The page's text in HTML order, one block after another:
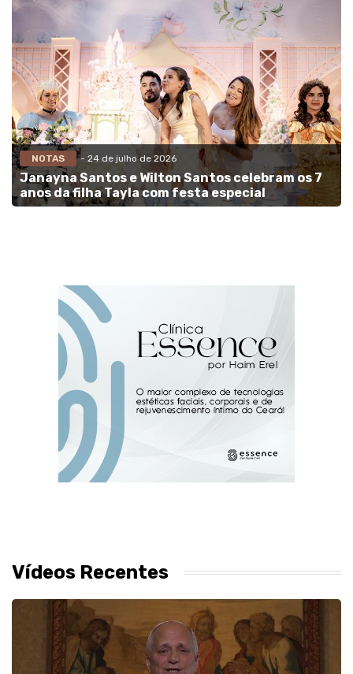
NOTAS - 24 de julho de 2026
Janayna Santos e Wilton Santos celebram os 7
anos da filha Tayla com festa especial
Vídeos Recentes